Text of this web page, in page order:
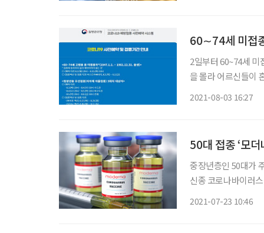
60∼74세 미접
2일부터 60~74세 미
을 몰라 어르신들이 혼란을 겪고
2021-08-03 16:27
50대 접종 ‘모
중장년층인 50대가
신종 코로나바이러
2021-07-23 10:46